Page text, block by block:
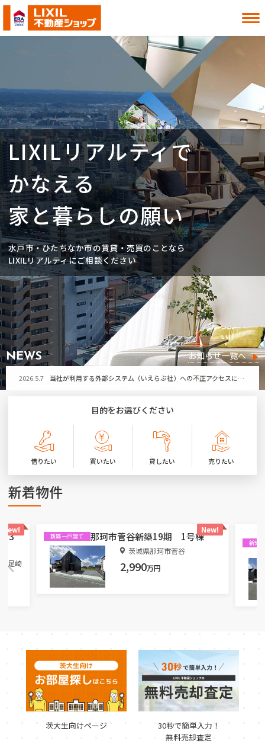
借りたい
貸したい
売りたい
お知らせ
お役立ち情報
よくある質問
MITOシル
事業内容
店舗案内
入居者様へ
会社情報
採用情報
お近くの店舗を探す
お問い合わせ
お気に入り物件
LIXILリアルティで
かなえる
家と暮らしの願い
水戸市・ひたちなか市の賃貸・売買のことなら
LIXILリアルティにご相談ください
NEWS お知らせ一覧へ
2026.5.7 当社が利用する外部システム（いえらぶ社）への不正アクセスによる個人情報流出の可能性について
2026.7.29 令和8年熊本地震により被害に遭われた皆さまへ
2026.7.21 第32回ひたちなか祭り開催に伴う「勝田営業所」臨時休業のお知らせ
2026.7.17 夏季休暇のお知らせ
2026.5.7 当社が利用する外部システム（いえらぶ社）への不正アクセスによる個人情報流出の可能性について
第32回ひたちなか祭り開催に伴う「勝田営業所」臨時休業のお知らせ
2026.7.17 夏季休暇のお知らせ
2026.5.7 当社が利用する外部システム（いえらぶ社）への不正アクセスによる個人情報流出の可能性について
目的をお選びください
借りたい 買いたい 貸したい 売りたい
新着物件
New!
3
足崎
New!
新築一戸建て 那珂市菅谷新築19期 1号棟
茨城県那珂市菅谷
2,990万円
新築
茨大生向けページ
30秒で簡単入力！
無料売却査定